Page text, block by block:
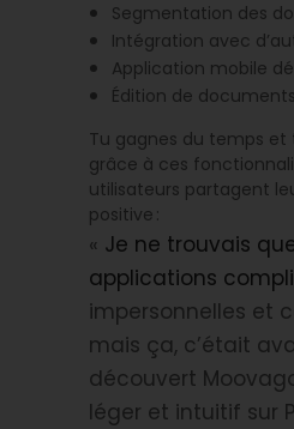
Segmentation des
Intégration avec
Application mobile
Édition de
Tu gagnes du temps et
grâce à ces
utilisateurs partagent
positive :
« Je ne trouvais
applications
impersonnelles et
mais ça, c’était
découvert
léger et intuitif sur